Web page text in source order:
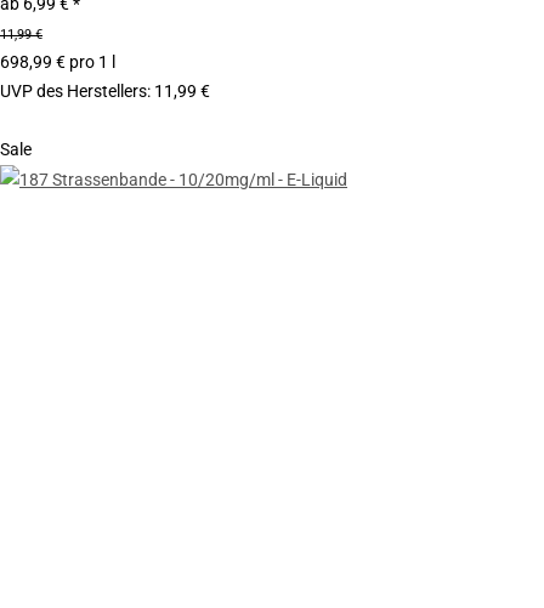
11,99 €
698,99 € pro 1 l
UVP des Herstellers: 11,99 €
Sale